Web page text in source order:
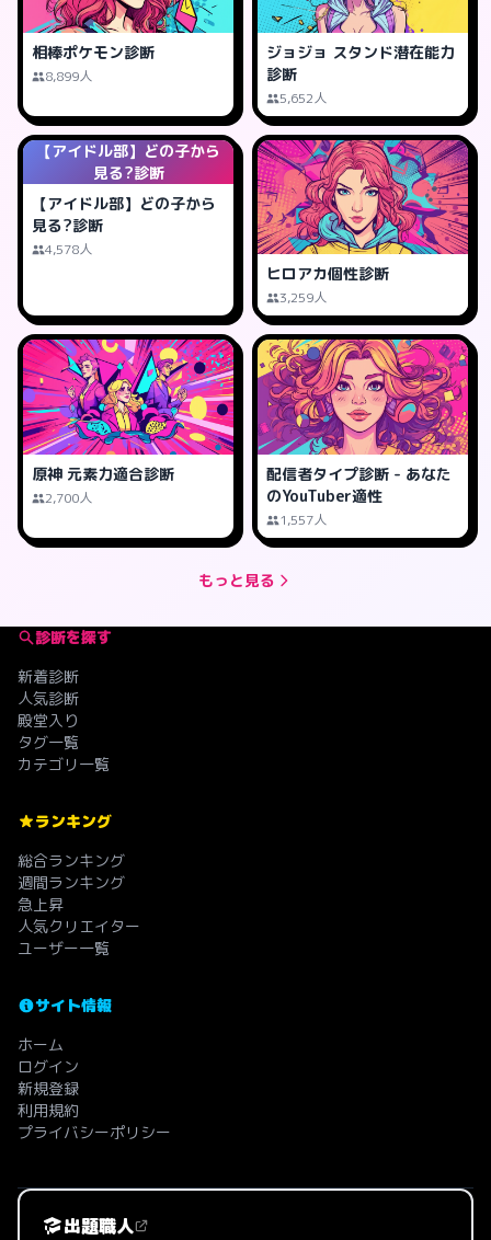
相棒ポケモン診断
8,899人
ジョジョ スタンド潜在能力
診断
5,652人
【アイドル部】どの子から
見る?診断
【アイドル部】どの子から
見る?診断
4,578人
ヒロアカ個性診断
3,259人
原神 元素力適合診断
2,700人
配信者タイプ診断 - あなた
のYouTuber適性
1,557人
もっと見る
診断を探す
新着診断
人気診断
殿堂入り
タグ一覧
カテゴリ一覧
ランキング
総合ランキング
週間ランキング
急上昇
人気クリエイター
ユーザー一覧
サイト情報
ホーム
ログイン
新規登録
利用規約
プライバシーポリシー
出題職人